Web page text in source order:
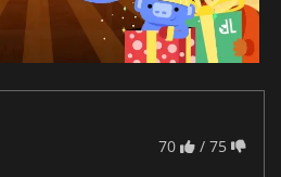
70 / 75